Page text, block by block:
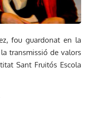
fou guardonat en la
transmissió de valors
Sant Fruitós Escola